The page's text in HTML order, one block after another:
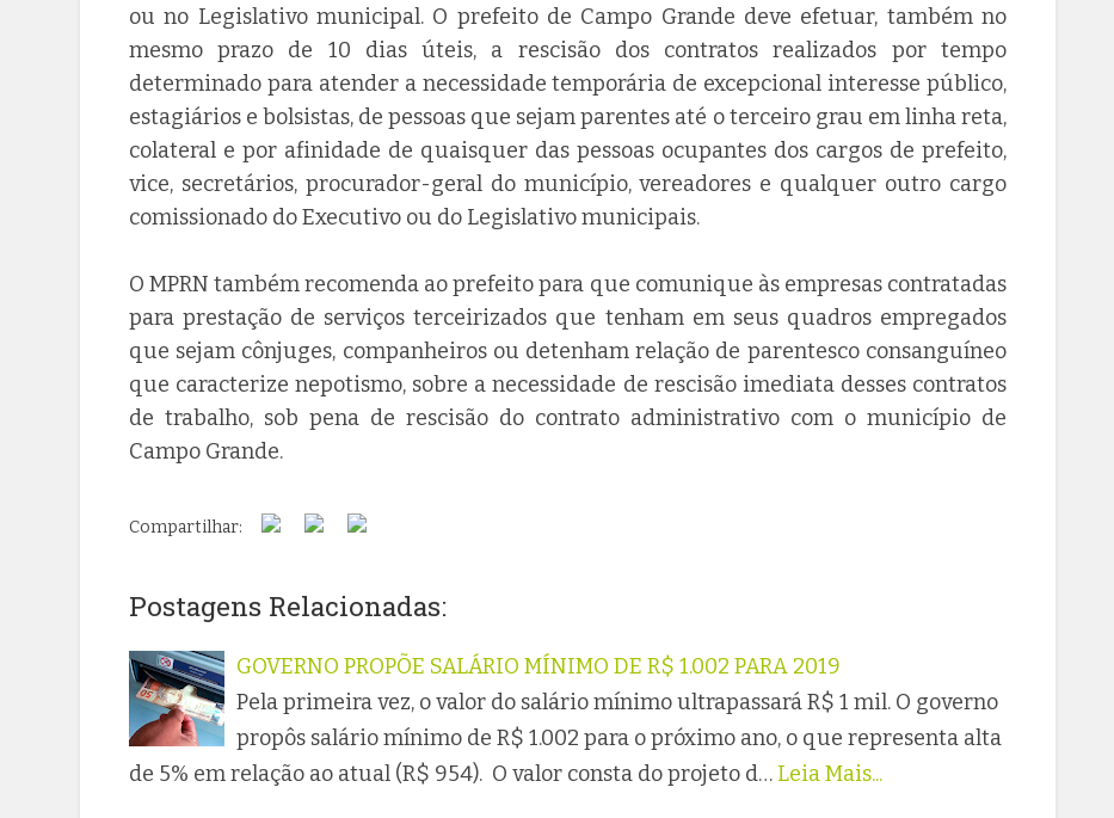
ou no Legislativo municipal. O prefeito de Campo Grande deve efetuar, também no
mesmo prazo de 10 dias úteis, a rescisão dos contratos realizados por tempo
determinado para atender a necessidade temporária de excepcional interesse público,
estagiários e bolsistas, de pessoas que sejam parentes até o terceiro grau em linha reta,
colateral e por afinidade de quaisquer das pessoas ocupantes dos cargos de prefeito,
vice, secretários, procurador-geral do município, vereadores e qualquer outro cargo
comissionado do Executivo ou do Legislativo municipais.
O MPRN também recomenda ao prefeito para que comunique às empresas contratadas
para prestação de serviços terceirizados que tenham em seus quadros empregados
que sejam cônjuges, companheiros ou detenham relação de parentesco consanguíneo
que caracterize nepotismo, sobre a necessidade de rescisão imediata desses contratos
de trabalho, sob pena de rescisão do contrato administrativo com o município de
Campo Grande.
Compartilhar:
Postagens Relacionadas:
GOVERNO PROPÕE SALÁRIO MÍNIMO DE R$ 1.002 PARA 2019
Pela primeira vez, o valor do salário mínimo ultrapassará R$ 1 mil. O governo
propôs salário mínimo de R$ 1.002 para o próximo ano, o que representa alta
de 5% em relação ao atual (R$ 954). O valor consta do projeto d… Leia Mais...